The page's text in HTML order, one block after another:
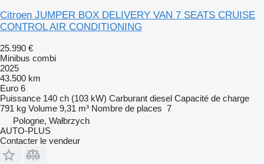
Citroen JUMPER BOX DELIVERY VAN 7 SEATS CRUISE
CONTROL AIR CONDITIONING
25.990 €
Minibus combi
2025
43.500 km
Euro 6
Puissance 140 ch (103 kW) Carburant diesel Capacité de charge
791 kg Volume 9,31 m³ Nombre de places 7
Pologne, Wałbrzych
AUTO-PLUS
Contacter le vendeur